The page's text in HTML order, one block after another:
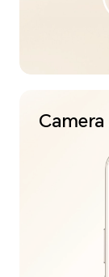
Camera